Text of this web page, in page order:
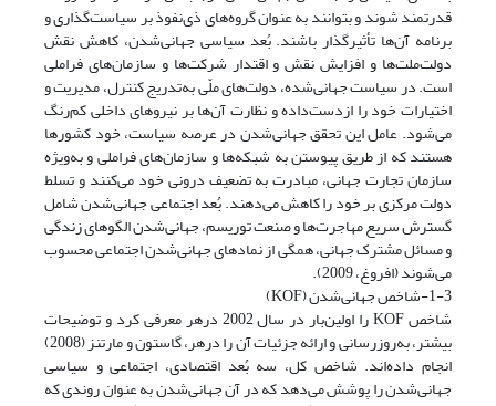
قدرتمند شوند و بتوانند به عنوان گروه‌های ذی‌نفوذ بر سیاست‌گذاری و
برنامه آن‌ها تأثیرگذار باشند. بُعد سیاسی جهانی‌شدن، کاهش نقش
دولت‌‌ملت‌ها و افزایش نقش و اقتدار شرکت‌ها و سازمان‌های فراملی
است. در سیاست جهانی‌شده، دولت‌های ملّی به‌تدریج کنترل، مدیریت و
اختیارات خود را ازدست‌داده و نظارت آن‌ها بر نیروهای داخلی کم‌رنگ
می‌شود. عامل این تحقق جهانی‌شدن در عرصه سیاست، خود کشور‌ها
هستند که از طریق پیوستن به شبکه‌ها و سازمان‌های فراملی و به‌ویژه
سازمان تجارت جهانی، مبادرت به تضعیف درونی خود می‌کنند و تسلط
دولت مرکزی بر خود را کاهش می‌دهند. بُعد اجتماعی جهانی‌شدن شامل
گسترش سریع مهاجرت‌ها و صنعت توریسم، جهانی‌شدن الگوهای زندگی
و مسائل مشترک جهانی، همگی از نمادهای جهانی‌شدن اجتماعی محسوب
می‌شوند (افروغ، 2009).
1-3-شاخص جهانی‌شدن (KOF)
شاخص KOF را اولین‌بار در سال 2002 درهر معرفی کرد و توضیحات
بیشتر، به‌روزرسانی و ارائه جزئیات آن را درهر، گاستون و مارتنز (2008)
انجام داده‌اند. شاخص کل، سه بُعد اقتصادی، اجتماعی و سیاسی
جهانی‌شدن را پوشش می‌دهد که در آن جهانی‌شدن به عنوان روندی که